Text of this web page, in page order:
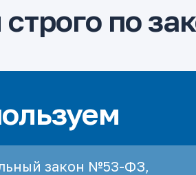
по
закон №53-ФЗ,